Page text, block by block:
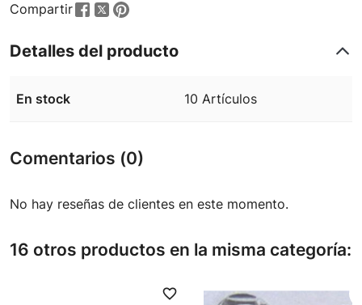
Compartir
Detalles del producto
En stock 10 Artículos
Comentarios (0)
No hay reseñas de clientes en este momento.
16 otros productos en la misma categoría:
favorite_border